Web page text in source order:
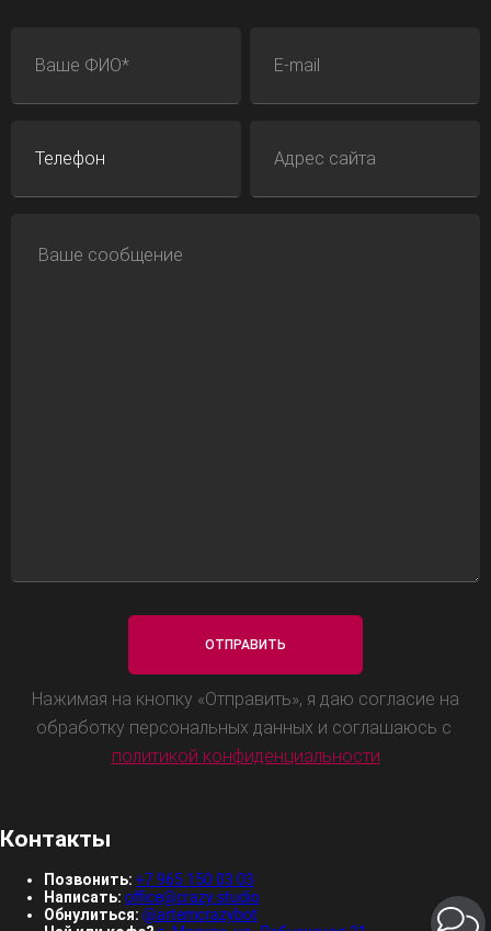
Нажимая на кнопку «Отправить», я даю согласие на
обработку персональных данных и соглашаюсь с
политикой конфиденциальности
Контакты
Позвонить: +7 965 150 03 03
Написать: office@crazy.studio
Обнулиться: @artemcrazybot